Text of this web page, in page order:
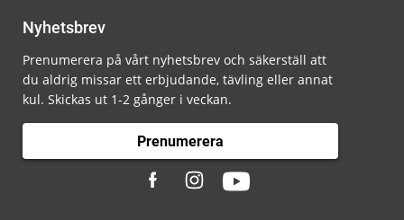
Nyhetsbrev
Prenumerera på vårt nyhetsbrev och säkerställ att
du aldrig missar ett erbjudande, tävling eller annat
kul. Skickas ut 1-2 gånger i veckan.
Prenumerera